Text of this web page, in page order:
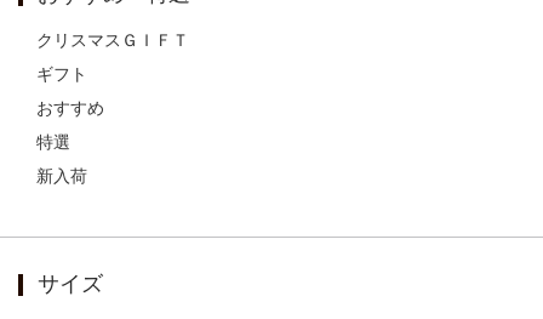
クリスマスＧＩＦＴ
ギフト
おすすめ
特選
新入荷
サイズ